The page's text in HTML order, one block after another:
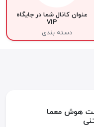
عنوان کانال شما در جایگاه
VIP
دسته بندی
هوش معما